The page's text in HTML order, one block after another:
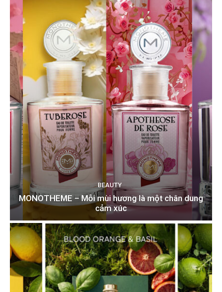
BEAUTY
MONOTHEME – Mỗi mùi hương là một chân dung
cảm xúc